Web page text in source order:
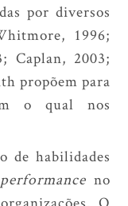
por diversos
1996;
Caplan, 2003;
propõem para
o qual nos
de habilidades
performance no
O